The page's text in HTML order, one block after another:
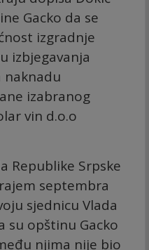
Gacko da se
izgradnje
izbjegavanja
naknadu
izabranog
vin d.o.o
Republike Srpske
septembra
sjednicu Vlada
su opštinu Gacko
njima nije bio